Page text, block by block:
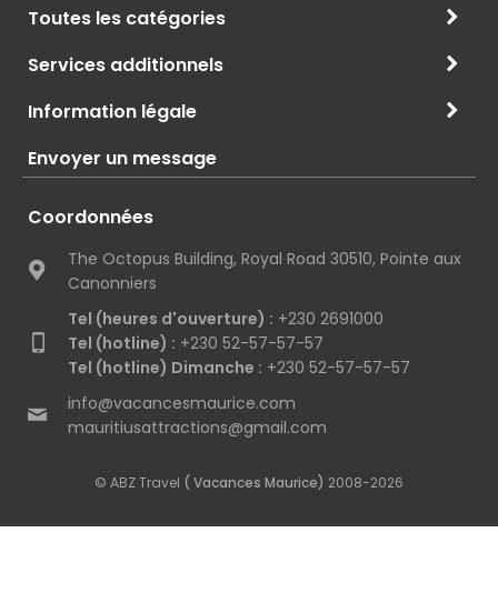
Toutes les catégories
Services additionnels
Information légale
Envoyer un message
Coordonnées
The Octopus Building, Royal Road 30510, Pointe aux
Canonniers
Tel (heures d'ouverture) : +230 2691000
Tel (hotline) : +230 52-57-57-57
Tel (hotline) Dimanche : +230 52-57-57-57
info@vacancesmaurice.com
mauritiusattractions@gmail.com
© ABZ Travel ( Vacances Maurice) 2008-2026